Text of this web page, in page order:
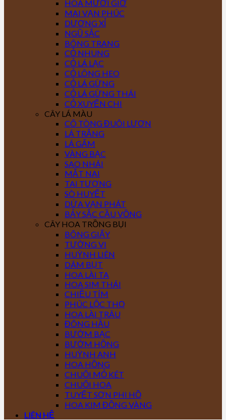
HOA MƯỜI GIỜ
MAI VẠN PHÚC
DƯƠNG XỈ
NGŨ SẮC
BÔNG TRANG
CỎ NHUNG
CỎ LÁ LẠC
CỎ LÔNG HEO
CỎ LÁ GỪNG
CỎ LÁ GỪNG THÁI
CỎ XUYẾN CHI
CÂY LÁ MÀU
CÔ TÒNG ĐUÔI LƯƠN
LÁ TRẮNG
LÁ GẤM
VÀNG BẠC
SAO NHÁI
MẮT NAI
TAI TƯỢNG
SÒ HUYẾT
DỨA VẠN PHÁT
BẢY SẮC CẦU VỒNG
CÂY HOA TRỒNG BỤI
BÔNG GIẤY
TƯỜNG VI
HUỲNH LIÊN
DÂM BỤT
HOA LÀI TA
HOA SIM THÁI
CHIỀU TÍM
PHÚC LỘC THỌ
HOA LÀI TRÂU
ĐÔNG HẦU
BƯỚM BẠC
BƯỚM HỒNG
HUỲNH ANH
HOA HỒNG
CHUỐI MỎ KÉT
CHUỐI HOA
TUYẾT SƠN PHI HỒ
HOA KIM ĐỒNG VÀNG
LIÊN HỆ